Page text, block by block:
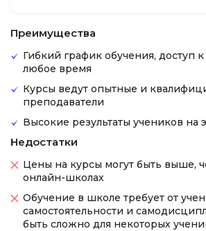
Преимущества
Гибкий график обучения, доступ
любое время
Курсы ведут опытные и
преподаватели
Высокие результаты учеников на
Недостатки
Цены на курсы могут быть выше,
онлайн-школах
Обучение в школе требует от
самостоятельности и
быть сложно для некоторых